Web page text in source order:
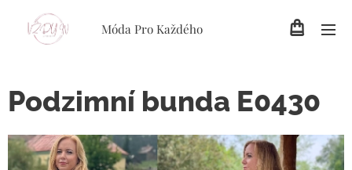
Móda Pro Každého
Podzimní bunda E0430